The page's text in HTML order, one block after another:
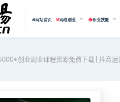
网站首页 网络创业 职业技能
创业副业课程资源免费下载 | 抖音运